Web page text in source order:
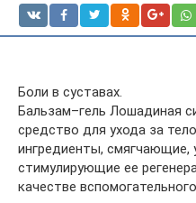
Боли в суставах.
Бальзам–гель Лошадиная
средство для ухода за
ингредиенты,
стимулирующие ее
качестве